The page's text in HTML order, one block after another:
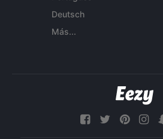
Deutsch
Más...